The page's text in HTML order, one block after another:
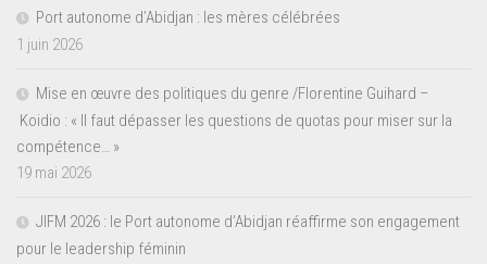
Port autonome d’Abidjan : les mères célébrées
1 juin 2026
Mise en œuvre des politiques du genre /Florentine Guihard –
Koidio : « Il faut dépasser les questions de quotas pour miser sur la
compétence… »
19 mai 2026
JIFM 2026 : le Port autonome d’Abidjan réaffirme son engagement
pour le leadership féminin